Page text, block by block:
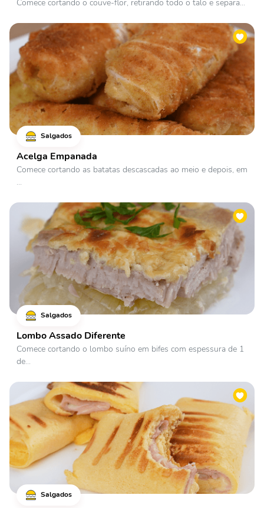
Comece cortando o couve-flor, retirando todo o talo e separa...
Salgados
Acelga Empanada
Comece cortando as batatas descascadas ao meio e depois, em
...
Salgados
Lombo Assado Diferente
Comece cortando o lombo suíno em bifes com espessura de 1
de...
Salgados